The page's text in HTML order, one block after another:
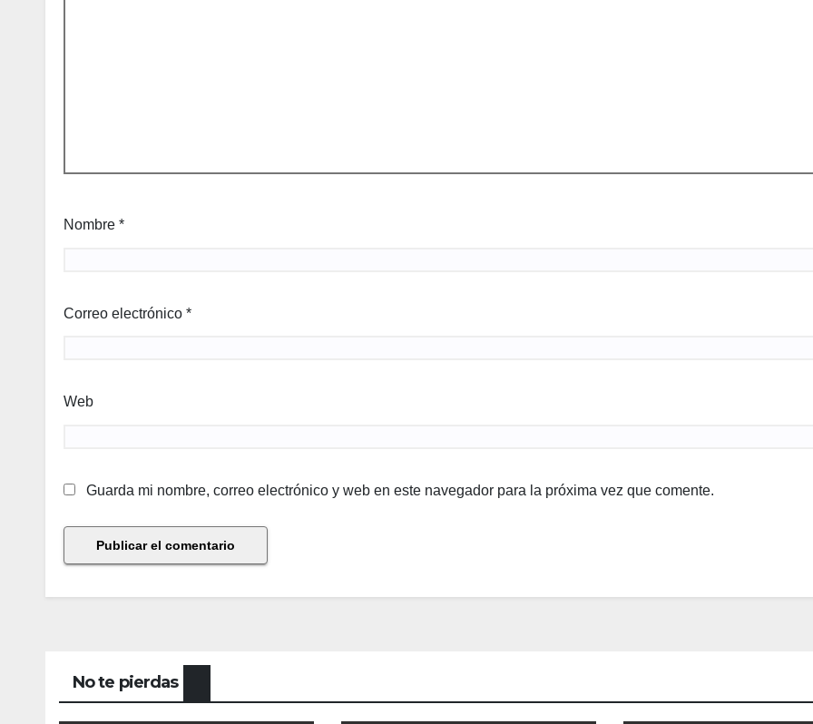
Nombre *
Correo electrónico *
Web
Guarda mi nombre, correo electrónico y web en este navegador para la próxima vez que comente.
No te pierdas